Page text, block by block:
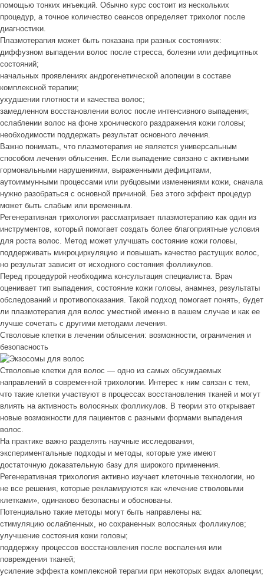
помощью тонких инъекций. Обычно курс состоит из нескольких
процедур, а точное количество сеансов определяет трихолог после
диагностики.
Плазмотерапия может быть показана при разных состояниях:
диффузном выпадении волос после стресса, болезни или дефицитных
состояний;
начальных проявлениях андрогенетической алопеции в составе
комплексной терапии;
ухудшении плотности и качества волос;
замедленном восстановлении волос после интенсивного выпадения;
ослаблении волос на фоне хронического раздражения кожи головы;
необходимости поддержать результат основного лечения.
Важно понимать, что плазмотерапия не является универсальным
способом лечения облысения. Если выпадение связано с активными
гормональными нарушениями, выраженными дефицитами,
аутоиммунными процессами или рубцовыми изменениями кожи, сначала
нужно разобраться с основной причиной. Без этого эффект процедур
может быть слабым или временным.
Регенеративная трихология рассматривает плазмотерапию как один из
инструментов, который помогает создать более благоприятные условия
для роста волос. Метод может улучшать состояние кожи головы,
поддерживать микроциркуляцию и повышать качество растущих волос,
но результат зависит от исходного состояния фолликулов.
Перед процедурой необходима консультация специалиста. Врач
оценивает тип выпадения, состояние кожи головы, анамнез, результаты
обследований и противопоказания. Такой подход помогает понять, будет
ли плазмотерапия для волос уместной именно в вашем случае и как ее
лучше сочетать с другими методами лечения.
Стволовые клетки в лечении облысения: возможности, ограничения и
безопасность
Стволовые клетки для волос — одно из самых обсуждаемых
направлений в современной трихологии. Интерес к ним связан с тем,
что такие клетки участвуют в процессах восстановления тканей и могут
влиять на активность волосяных фолликулов. В теории это открывает
новые возможности для пациентов с разными формами выпадения
волос.
На практике важно разделять научные исследования,
экспериментальные подходы и методы, которые уже имеют
достаточную доказательную базу для широкого применения.
Регенеративная трихология активно изучает клеточные технологии, но
не все решения, которые рекламируются как «лечение стволовыми
клетками», одинаково безопасны и обоснованы.
Потенциально такие методы могут быть направлены на:
стимуляцию ослабленных, но сохраненных волосяных фолликулов;
улучшение состояния кожи головы;
поддержку процессов восстановления после воспаления или
повреждения тканей;
усиление эффекта комплексной терапии при некоторых видах алопеции;